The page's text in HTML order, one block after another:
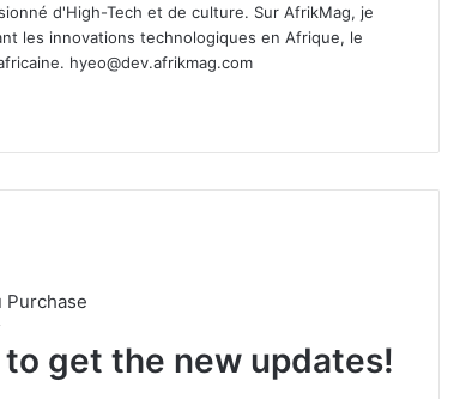
d'High-Tech et de culture. Sur AfrikMag, je
les innovations technologiques en Afrique, le
hyeo@dev.afrikmag.com
Purchase
get the new updates!